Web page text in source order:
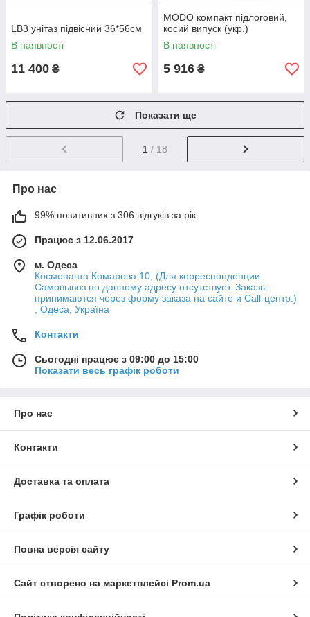
LB3 унітаз підвісний 36*56см
В наявності
11 400 ₴
MODO компакт підлоговий,
косий випуск (укр.)
В наявності
5 916 ₴
Показати ще
1 / 18
Про нас
99% позитивних з 306 відгуків за рік
Працює з 12.06.2017
м. Одеса
Космонавта Комарова 10, (Для корреспонденции.
Самовывоз по данному адресу отсутствует. Заказы
принимаются через форму заказа на сайте и Call-центр.)
, Одеса, Україна
Контакти
Сьогодні працює з 09:00 до 15:00
Показати весь графік роботи
Про нас
Контакти
Доставка та оплата
Графік роботи
Повна версія сайту
Сайт створено на маркетплейсі Prom.ua